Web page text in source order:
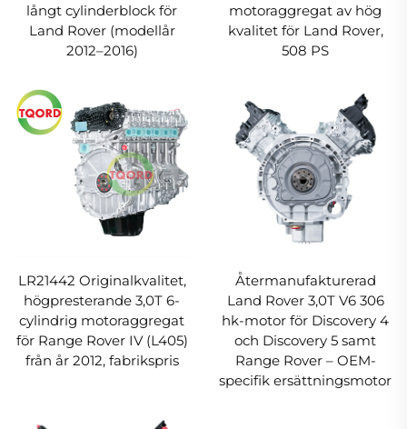
långt cylinderblock för
Land Rover (modellår
2012–2016)
motoraggregat av hög
kvalitet för Land Rover,
508 PS
LR21442 Originalkvalitet,
högpresterande 3,0T 6-
cylindrig motoraggregat
för Range Rover IV (L405)
från år 2012, fabrikspris
Återmanufakturerad
Land Rover 3,0T V6 306
hk-motor för Discovery 4
och Discovery 5 samt
Range Rover – OEM-
specifik ersättningsmotor